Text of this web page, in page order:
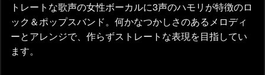
トレートな歌声の女性ボーカルに3声のハモリが特徴のロ
ック＆ポップスバンド。何かなつかしさのあるメロディ
ーとアレンジで、作らずストレートな表現を目指してい
ます。